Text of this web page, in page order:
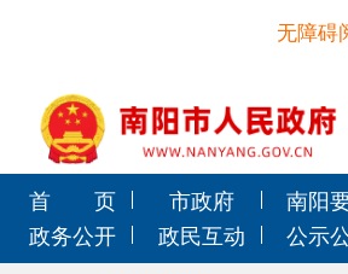
无障碍
首 页 市政府 南阳
政务公开
政民互动 公示